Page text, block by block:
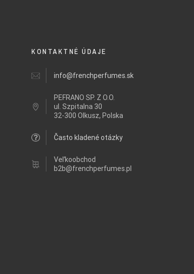
KONTAKTNÉ ÚDAJE
info@frenchperfumes.sk
PEFRANO SP. Z O.O.
ul. Szpitalna 30
32-300 Olkusz, Polska
Často kladené otázky
Veľkoobchod
b2b@frenchperfumes.pl